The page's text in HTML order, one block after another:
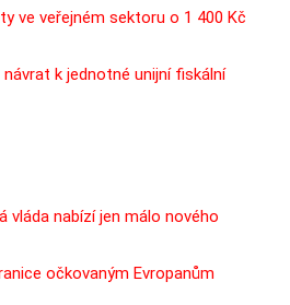
ve veřejném sektoru o 1 400 Kč
k jednotné unijní fiskální
vláda nabízí jen málo nového
očkovaným Evropanům